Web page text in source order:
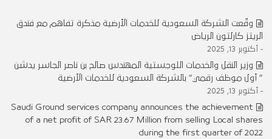
وقّعت الشركة السعودية للخدمات الأرضية مذكرة تفاهم مع فندق
الريتز كارلتون الرياض
- أكتوبر 13, 2025
وزير النقل والخدمات اللوجستية المهندس صالح بن ناصر الجاسر يدشن
” أول موظف رقمي” بالشركة السعودية للخدمات الأرضية
- أكتوبر 13, 2025
Saudi Ground services company announces the achievement
of a net profit of SAR 23.67 Million from selling Local shares
during the first quarter of 2022